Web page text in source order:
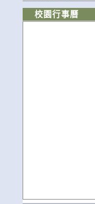
校園行事曆